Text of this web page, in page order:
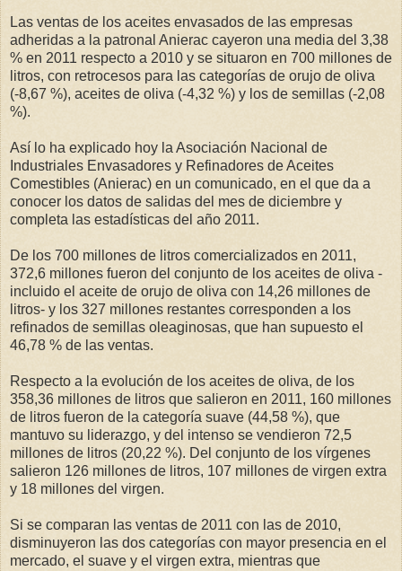
Las ventas de los aceites envasados de las empresas
adheridas a la patronal Anierac cayeron una media del 3,38
% en 2011 respecto a 2010 y se situaron en 700 millones de
litros, con retrocesos para las categorías de orujo de oliva
(-8,67 %), aceites de oliva (-4,32 %) y los de semillas (-2,08
%).
Así lo ha explicado hoy la Asociación Nacional de
Industriales Envasadores y Refinadores de Aceites
Comestibles (Anierac) en un comunicado, en el que da a
conocer los datos de salidas del mes de diciembre y
completa las estadísticas del año 2011.
De los 700 millones de litros comercializados en 2011,
372,6 millones fueron del conjunto de los aceites de oliva -
incluido el aceite de orujo de oliva con 14,26 millones de
litros- y los 327 millones restantes corresponden a los
refinados de semillas oleaginosas, que han supuesto el
46,78 % de las ventas.
Respecto a la evolución de los aceites de oliva, de los
358,36 millones de litros que salieron en 2011, 160 millones
de litros fueron de la categoría suave (44,58 %), que
mantuvo su liderazgo, y del intenso se vendieron 72,5
millones de litros (20,22 %). Del conjunto de los vírgenes
salieron 126 millones de litros, 107 millones de virgen extra
y 18 millones del virgen.
Si se comparan las ventas de 2011 con las de 2010,
disminuyeron las dos categorías con mayor presencia en el
mercado, el suave y el virgen extra, mientras que